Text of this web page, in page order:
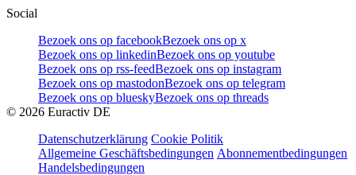
Social
Bezoek ons op facebookBezoek ons op x
Bezoek ons op linkedinBezoek ons op youtube
Bezoek ons op rss-feedBezoek ons op instagram
Bezoek ons op mastodonBezoek ons op telegram
Bezoek ons op blueskyBezoek ons op threads
© 2026 Euractiv DE
Datenschutzerklärung Cookie Politik
Allgemeine Geschäftsbedingungen Abonnementbedingungen
Handelsbedingungen